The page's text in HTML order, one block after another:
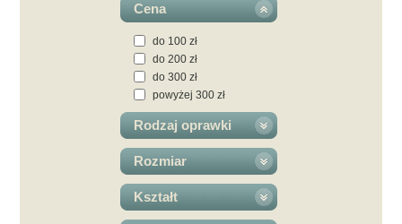
Cena
do 100 zł
do 200 zł
do 300 zł
powyżej 300 zł
Rodzaj oprawki
Rozmiar
Kształt